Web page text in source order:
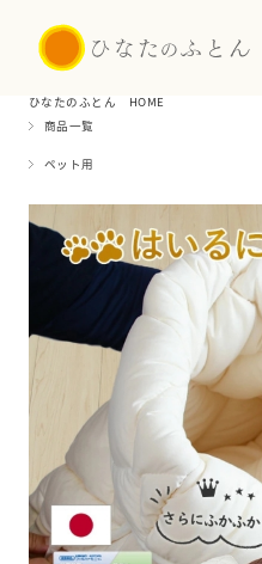
ひなたのふとん HOME
商品一覧
ペット用